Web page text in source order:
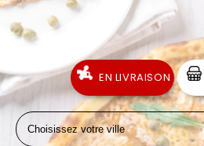
ACCUEIL
LA CARTE
VOTRE COMPTE
NOTRE RESTAURANT
EN LIVRAISON